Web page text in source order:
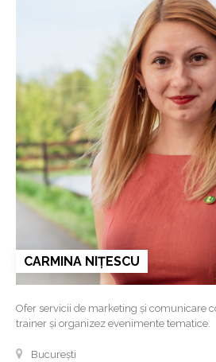
CARMINA NIȚESCU
Ofer servicii de marketing și comunicare
trainer și organizez evenimente tematice.
București